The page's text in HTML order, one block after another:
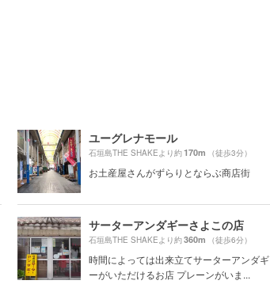
ユーグレナモール
石垣島THE SHAKEより約170m （徒歩3分）
お土産屋さんがずらりとならぶ商店街
サーターアンダギーさよこの店
石垣島THE SHAKEより約360m （徒歩6分）
時間によっては出来立てサーターアンダギ
ーがいただけるお店 プレーンがいま...